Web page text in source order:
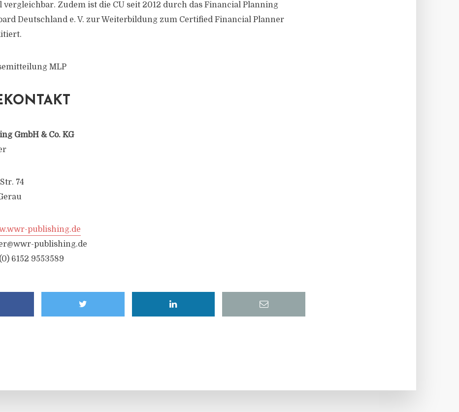
Zudem ist die CU seit 2012 durch das Financial Planning
Deutschland e. V. zur Weiterbildung zum Certified Financial Planner
MLP
GmbH & Co. KG
74
publishing.de
publishing.de
6152 9553589